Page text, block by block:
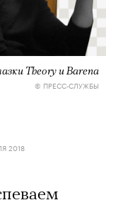
Theory и Barena
© ПРЕСС-СЛУЖБЫ
2018